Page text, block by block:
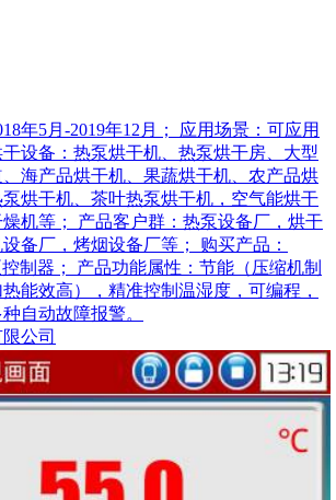
年5月-2019年12月； 应用场景：可应用
设备：热泵烘干机、热泵烘干房、大型
海产品烘干机、果蔬烘干机、农产品烘
烘干机、茶叶热泵烘干机，空气能烘干
机等； 产品客户群：热泵设备厂，烘干
备厂，烤烟设备厂等； 购买产品：
制器； 产品功能属性：节能（压缩机制
能效高），精准控制温湿度，可编程，
自动故障报警。
公司